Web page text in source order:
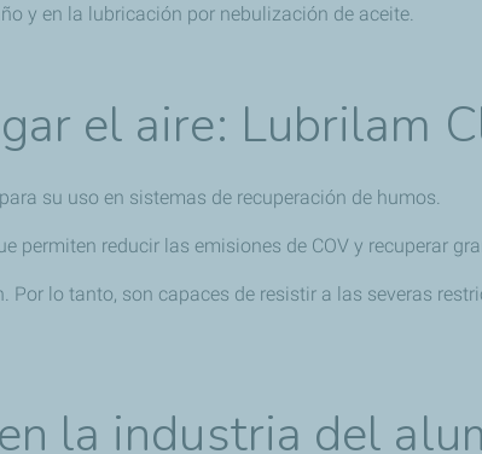
y en la lubricación por nebulización de aceite.
el aire: Lubrilam
su uso en sistemas de recuperación de humos.
permiten reducir las emisiones de COV y recuperar
lo tanto, son capaces de resistir a las severas
la industria del